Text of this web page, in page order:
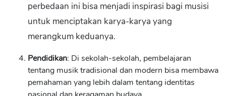
perbedaan ini bisa menjadi inspirasi bagi musisi
untuk menciptakan karya-karya yang
merangkum keduanya.
Pendidikan: Di sekolah-sekolah, pembelajaran
tentang musik tradisional dan modern bisa membawa
pemahaman yang lebih dalam tentang identitas